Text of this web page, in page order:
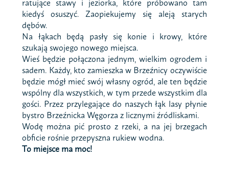
ratujące stawy i jeziorka, które próbowano tam
kiedyś osuszyć. Zaopiekujemy się aleją starych
dębów.
Na łąkach będą pasły się konie i krowy, które
szukają swojego nowego miejsca.
Wieś będzie połączona jednym, wielkim ogrodem i
sadem. Każdy, kto zamieszka w Brzeźnicy oczywiście
będzie mógł mieć swój własny ogród, ale ten będzie
wspólny dla wszystkich, w tym przede wszystkim dla
gości. Przez przylegające do naszych łąk lasy płynie
bystro Brzeźnicka Węgorza z licznymi źródliskami.
Wodę można pić prosto z rzeki, a na jej brzegach
obficie rośnie przepyszna rukiew wodna.
To miejsce ma moc!